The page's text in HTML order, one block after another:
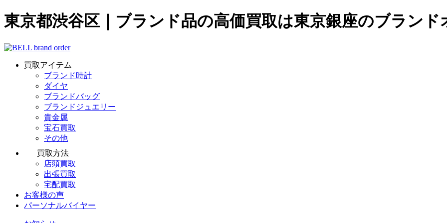
東京都渋谷区｜ブランド品の高価買取は東京銀座のブランド
買取アイテム
ブランド時計
ダイヤ
ブランドバッグ
ブランドジュエリー
貴金属
宝石買取
その他
買取方法
店頭買取
出張買取
宅配買取
お客様の声
パーソナルバイヤー